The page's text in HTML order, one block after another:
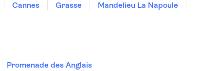
Cannes Grasse
Mandelieu La Napoule
Promenade des Anglais